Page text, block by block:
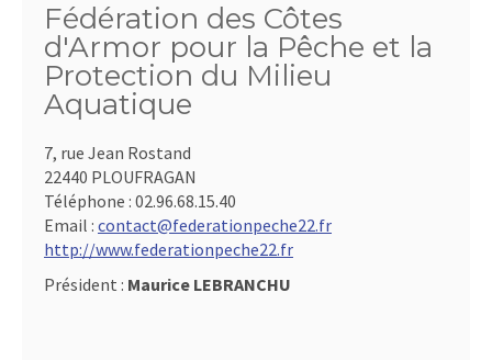
Fédération des Côtes
d'Armor pour la Pêche et la
Protection du Milieu
Aquatique
7, rue Jean Rostand
22440 PLOUFRAGAN
Téléphone : 02.96.68.15.40
Email : contact@federationpeche22.fr
http://www.federationpeche22.fr
Président : Maurice LEBRANCHU